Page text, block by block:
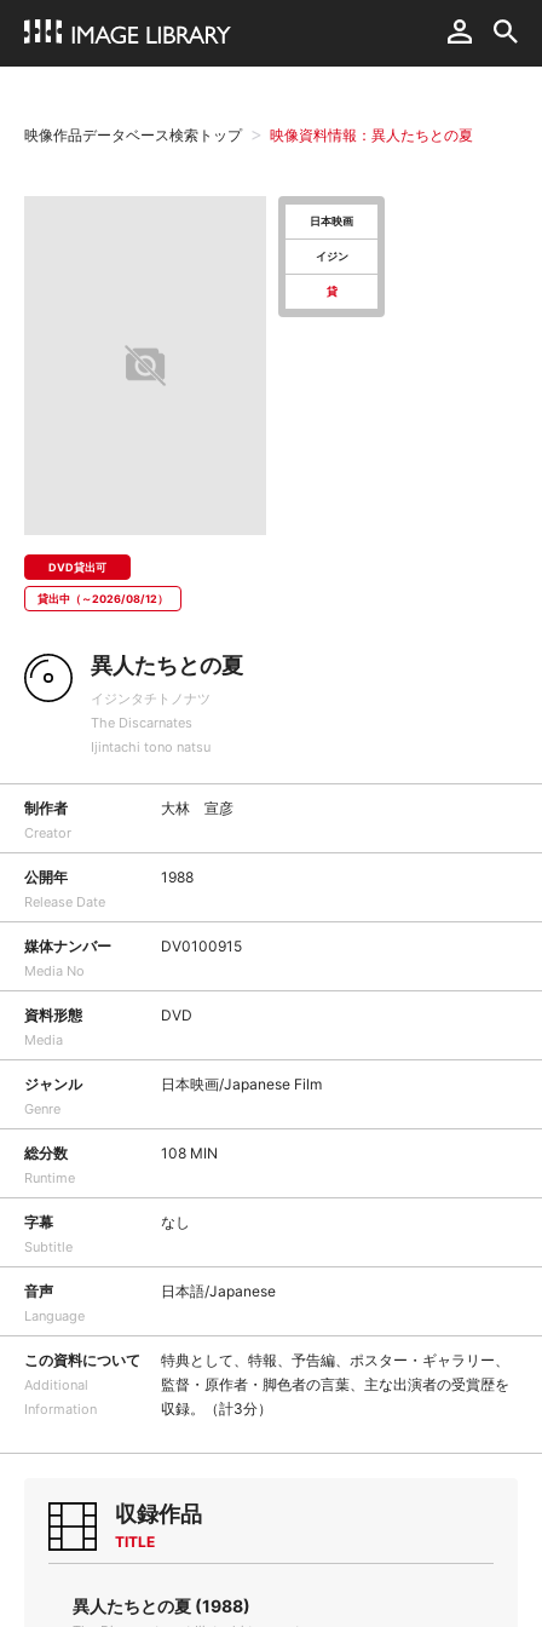
映像作品データベース検索トップ 映像資料情報：異人たちとの夏
DVD貸出可
貸出中（～2026/08/12）
日本映画
イジン
貸
異人たちとの夏
イジンタチトノナツ
The Discarnates
Ijintachi tono natsu
制作者
Creator
大林 宣彦
公開年
Release Date
1988
媒体ナンバー
Media No
DV0100915
資料形態
Media
DVD
ジャンル
Genre
日本映画/Japanese Film
総分数
Runtime
108 MIN
字幕
Subtitle
なし
音声
Language
日本語/Japanese
この資料について
Additional
Information
特典として、特報、予告編、ポスター・ギャラリー、
監督・原作者・脚色者の言葉、主な出演者の受賞歴を
収録。（計3分）
収録作品
TITLE
異人たちとの夏 (1988)